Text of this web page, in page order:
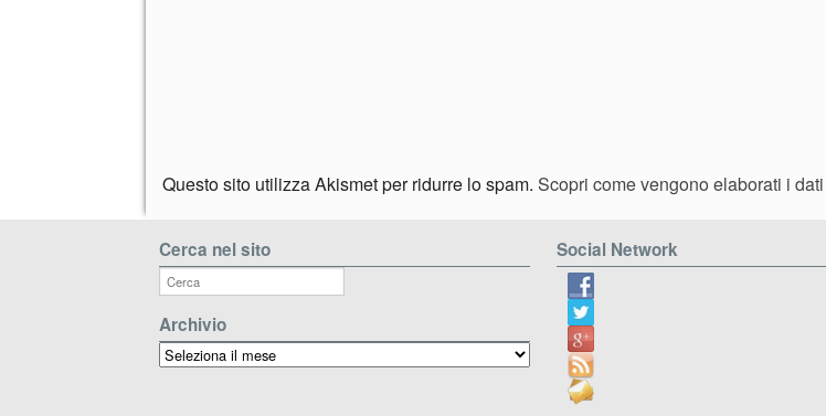
Questo sito utilizza Akismet per ridurre lo spam. Scopri come vengono elaborati i
Cerca nel sito
Archivio
Archivio
Social Network